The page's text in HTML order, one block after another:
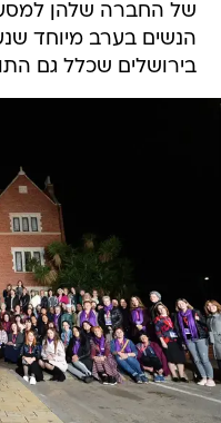
של החברה שלהן
הנשים בערב מיוחד
בירושלים שכלל גם